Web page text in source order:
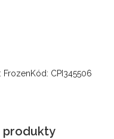
CPI345506
produkty